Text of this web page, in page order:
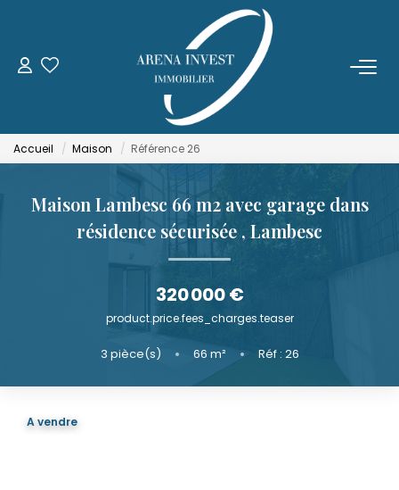
ACHETER
LOUER
ESTIMER
FAIRE GÉRER
NOTRE AGENCE
Qui Sommes-Nous
Accueil Maison Référence 26
Maison Lambesc 66 m2 avec garage dans
résidence sécurisée , Lambesc
320 000 €
product.price.fees_charges.teaser
3 pièce(s) • 66 m² • Réf : 26
A vendre